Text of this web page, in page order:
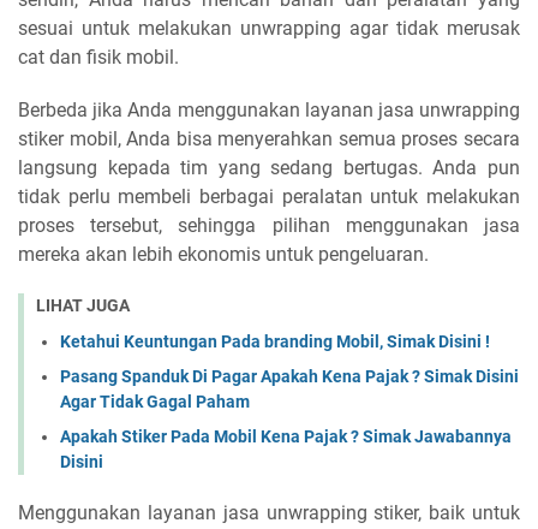
sesuai untuk melakukan unwrapping agar tidak merusak
cat dan fisik mobil.
Berbeda jika Anda menggunakan layanan jasa unwrapping
stiker mobil, Anda bisa menyerahkan semua proses secara
langsung kepada tim yang sedang bertugas. Anda pun
tidak perlu membeli berbagai peralatan untuk melakukan
proses tersebut, sehingga pilihan menggunakan jasa
mereka akan lebih ekonomis untuk pengeluaran.
LIHAT JUGA
Ketahui Keuntungan Pada branding Mobil, Simak Disini !
Pasang Spanduk Di Pagar Apakah Kena Pajak ? Simak Disini
Agar Tidak Gagal Paham
Apakah Stiker Pada Mobil Kena Pajak ? Simak Jawabannya
Disini
Menggunakan layanan jasa unwrapping stiker, baik untuk